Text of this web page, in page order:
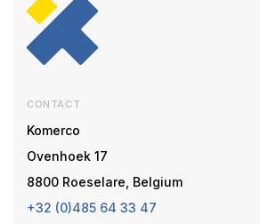
CONTACT
Komerco
Ovenhoek 17
8800 Roeselare, Belgium
+32 (0)485 64 33 47